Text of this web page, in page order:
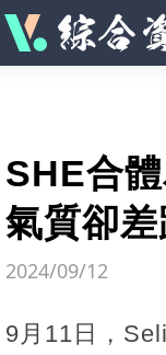
SHE合
氣質卻
2024/09/12
9月11日，